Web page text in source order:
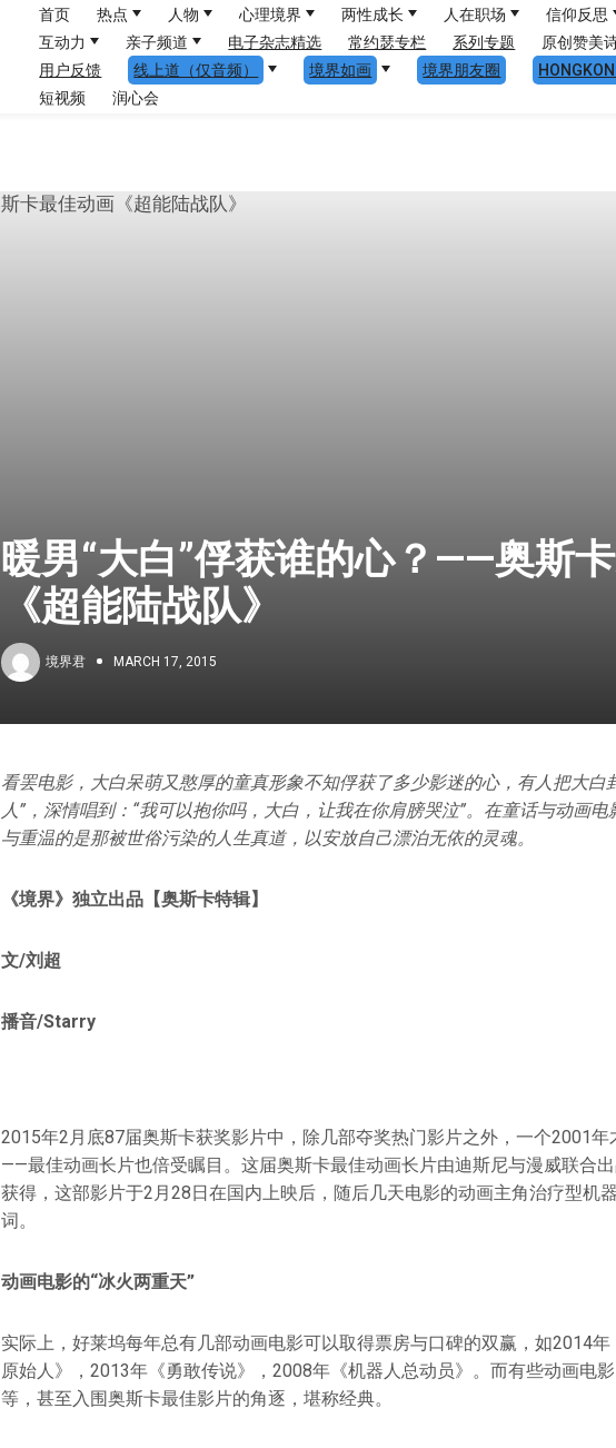
首页 热点 人物 心理境界 两性成长 人在职场 信仰反思
互动力
亲子频道 电子杂志精选 常约瑟专栏 系列专题 原创赞美
用户反馈
线上道（仅音频） 境界如画 境界朋友圈
短视频
润心会
暖男“大白”俘获谁的心？——奥斯
《超能陆战队》
境界君 MARCH 17, 2015
看罢电影，大白呆萌又憨厚的童真形象不知俘获了多少影迷的心，有人把大白
人”，深情唱到：“我可以抱你吗，大白，让我在你肩膀哭泣”。在童话与动画
与重温的是那被世俗污染的人生真道，以安放自己漂泊无依的灵魂。
《境界》独立出品【奥斯卡特辑】
文/刘超
播音/Starry
2015年2月底87届奥斯卡获奖影片中，除几部夺奖热门影片之外，一个2001年
——最佳动画长片也倍受瞩目。这届奥斯卡最佳动画长片由迪斯尼与漫威联合
获得，这部影片于2月28日在国内上映后，随后几天电影的动画主角治疗型机
词。
动画电影的“冰火两重天”
实际上，好莱坞每年总有几部动画电影可以取得票房与口碑的双赢，如2014
原始人》，2013年《勇敢传说》，2008年《机器人总动员》。而有些动画电影
等，甚至入围奥斯卡最佳影片的角逐，堪称经典。